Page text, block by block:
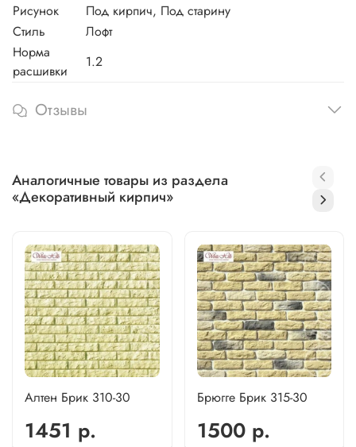
Рисунок
Под кирпич, Под старину
Стиль
Лофт
Норма
расшивки
1.2
Отзывы
Аналогичные товары из раздела
«Декоративный кирпич»
Алтен Брик 310-30
1451 р.
Брюгге Брик 315-30
1500 р.